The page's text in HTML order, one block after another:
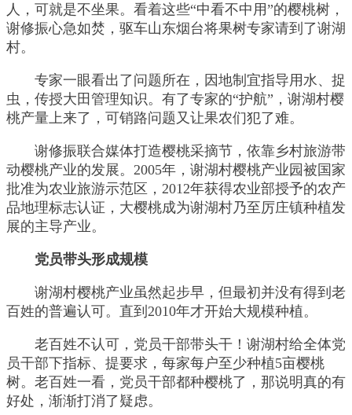
人，可就是不坐果。看着这些“中看不中用”的樱桃树，
谢修振心急如焚，驱车山东烟台将果树专家请到了谢湖
村。
专家一眼看出了问题所在，因地制宜指导用水、捉
虫，传授大田管理知识。有了专家的“护航”，谢湖村樱
桃产量上来了，可销路问题又让果农们犯了难。
谢修振联合媒体打造樱桃采摘节，依靠乡村旅游带
动樱桃产业的发展。2005年，谢湖村樱桃产业园被国家
批准为农业旅游示范区，2012年获得农业部授予的农产
品地理标志认证，大樱桃成为谢湖村乃至厉庄镇种植发
展的主导产业。
党员带头形成规模
谢湖村樱桃产业虽然起步早，但最初并没有得到老
百姓的普遍认可。直到2010年才开始大规模种植。
老百姓不认可，党员干部带头干！谢湖村给全体党
员干部下指标、提要求，每家每户至少种植5亩樱桃
树。老百姓一看，党员干部都种樱桃了，那说明真的有
好处，渐渐打消了疑虑。